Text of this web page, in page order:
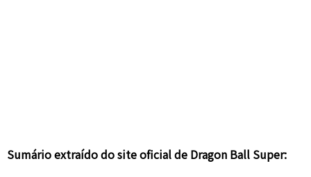
Sumário extraído do site oficial de Dragon Ball Super: